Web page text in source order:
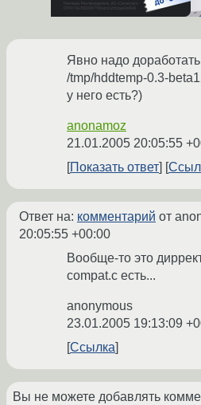
Явно надо
/tmp/hddtemp-0.3-
у него есть?)
anonamoz
21.01.2005 20:05:55
Показать ответ
Ответ на: комментарий от
20:05:55 +00:00
Вообще-то это
compat.c есть...
anonymous
23.01.2005 19:13:09
Ссылка
Вы не можете добавлять